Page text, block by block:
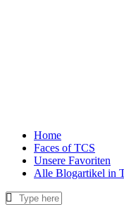
Home
Faces of TCS
Unsere Favoriten
Alle Blogartikel in